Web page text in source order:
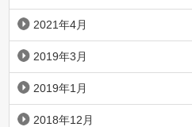
2021年4月
2019年3月
2019年1月
2018年12月